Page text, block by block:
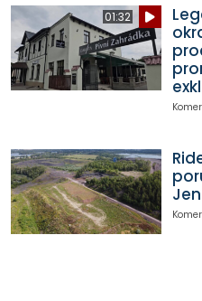
01:32